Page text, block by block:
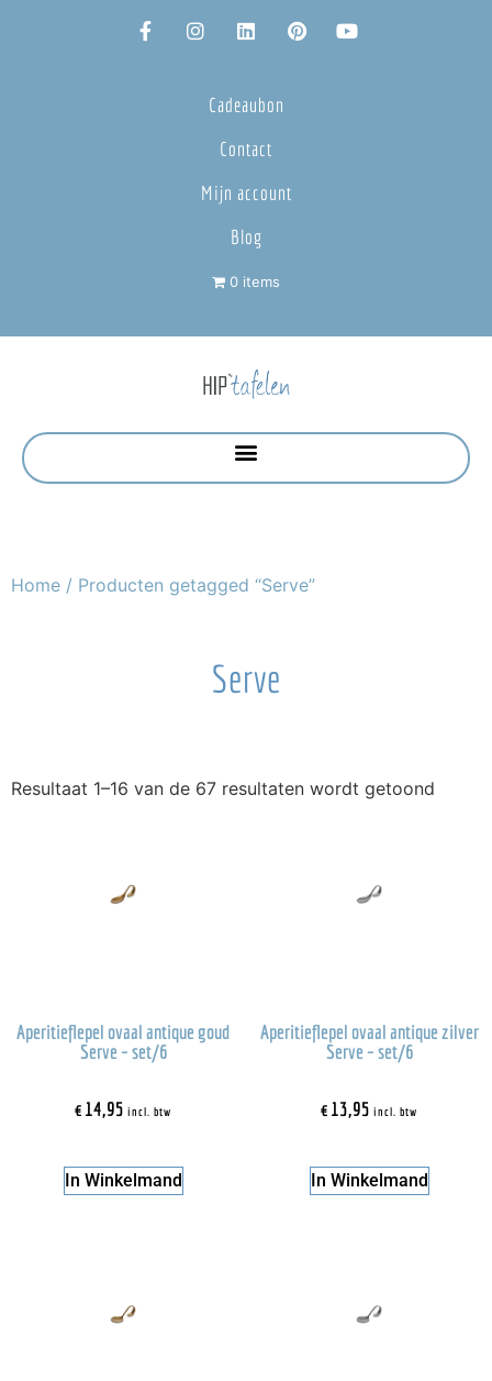
Cadeaubon
Contact
Mijn account
Blog
0 items
Home / Producten getagged “Serve”
Serve
Resultaat 1–16 van de 67 resultaten wordt getoond
Aperitieflepel ovaal antique goud
Serve – set/6
€14,95 incl. btw
In Winkelmand
Aperitieflepel ovaal antique zilver
Serve – set/6
€13,95 incl. btw
In Winkelmand